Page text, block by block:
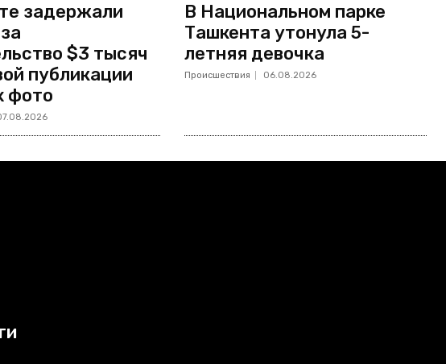
задержали
$3 тысяч
публикации
фото
В Национальном парке
Ташкента утонула 5-
летняя девочка
Происшествия 06.08.2026